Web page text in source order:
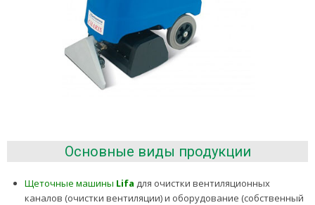
Основные виды продукции
Щеточные машины Lifa для очистки вентиляционных
каналов (очистки вентиляции) и оборудование (собственный